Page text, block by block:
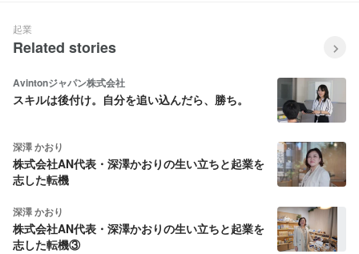
起業
Related stories
Avintonジャパン株式会社
スキルは後付け。自分を追い込んだら、勝ち。
深澤 かおり
株式会社AN代表・深澤かおりの生い立ちと起業を
志した転機
深澤 かおり
株式会社AN代表・深澤かおりの生い立ちと起業を
志した転機③